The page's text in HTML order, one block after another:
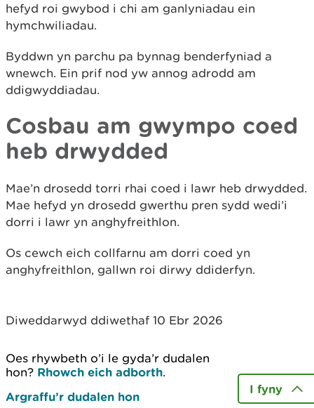
hefyd roi gwybod i chi am ganlyniadau ein
hymchwiliadau.
Byddwn yn parchu pa bynnag benderfyniad a
wnewch. Ein prif nod yw annog adrodd am
ddigwyddiadau.
Cosbau am gwympo coed
heb drwydded
Mae’n drosedd torri rhai coed i lawr heb drwydded.
Mae hefyd yn drosedd gwerthu pren sydd wedi’i
dorri i lawr yn anghyfreithlon.
Os cewch eich collfarnu am dorri coed yn
anghyfreithlon, gallwn roi dirwy ddiderfyn.
Diweddarwyd ddiwethaf 10 Ebr 2026
Oes rhywbeth o’i le gyda’r dudalen
hon? Rhowch eich adborth.
Argraffu’r dudalen hon
I fyny